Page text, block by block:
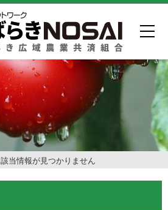
該当情報が見つかりません